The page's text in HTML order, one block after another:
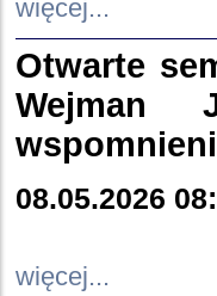
więcej...
Otwarte
Wejman
08.05.2026
więcej...